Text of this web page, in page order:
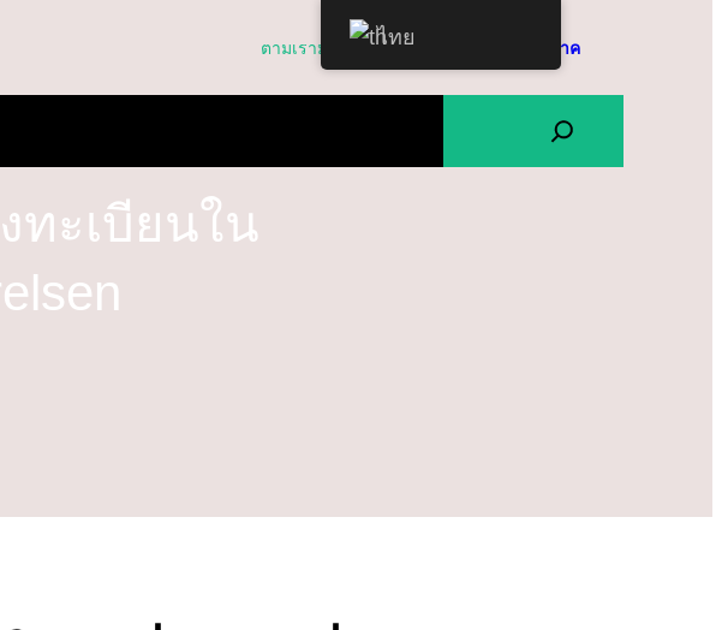
ตามเรามา Twitter บริจาค
ค้
ทะเบียนใน
ไทย